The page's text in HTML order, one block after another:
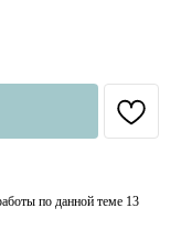
по данной теме 13